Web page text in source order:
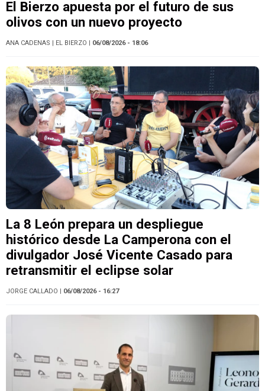
El Bierzo apuesta por el futuro de sus
olivos con un nuevo proyecto
ANA CADENAS | EL BIERZO | 06/08/2026 - 18:06
La 8 León prepara un despliegue
histórico desde La Camperona con el
divulgador José Vicente Casado para
retransmitir el eclipse solar
JORGE CALLADO | 06/08/2026 - 16:27